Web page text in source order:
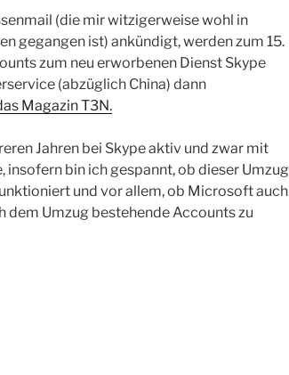
(die mir witzigerweise wohl in
gegangen ist) ankündigt, werden zum 15.
zum neu erworbenen Dienst Skype
(abzüglich China) dann
Magazin T3N.
Jahren bei Skype aktiv und zwar mit
insofern bin ich gespannt, ob dieser Umzug
und vor allem, ob Microsoft auch
dem Umzug bestehende Accounts zu